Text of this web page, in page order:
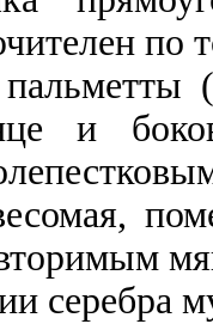
по
и
серебра